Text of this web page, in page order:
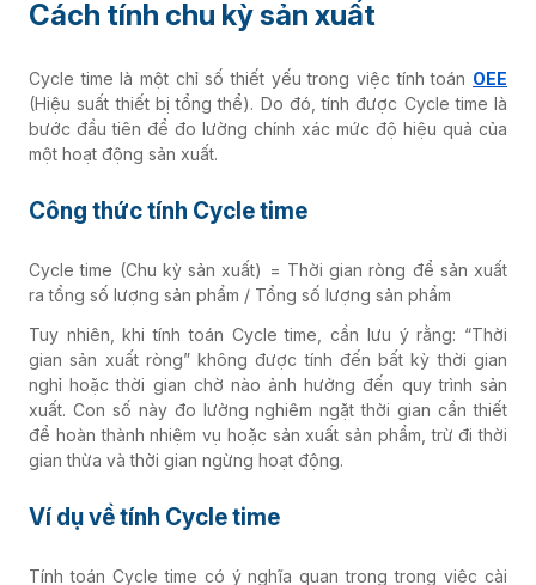
Cách tính chu kỳ sản xuất
Cycle time là một chỉ số thiết yếu trong việc tính toán OEE
(Hiệu suất thiết bị tổng thể). Do đó, tính được Cycle time là
bước đầu tiên để đo lường chính xác mức độ hiệu quả của
một hoạt động sản xuất.
Công thức tính Cycle time
Cycle time (Chu kỳ sản xuất) = Thời gian ròng để sản xuất
ra tổng số lượng sản phẩm / Tổng số lượng sản phẩm
Tuy nhiên, khi tính toán Cycle time, cần lưu ý rằng: “Thời
gian sản xuất ròng” không được tính đến bất kỳ thời gian
nghỉ hoặc thời gian chờ nào ảnh hưởng đến quy trình sản
xuất. Con số này đo lường nghiêm ngặt thời gian cần thiết
để hoàn thành nhiệm vụ hoặc sản xuất sản phẩm, trừ đi thời
gian thừa và thời gian ngừng hoạt động.
Ví dụ về tính Cycle time
Tính toán Cycle time có ý nghĩa quan trọng trong việc cài